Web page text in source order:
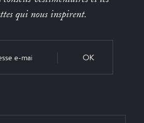
qui nous inspirent.
OK